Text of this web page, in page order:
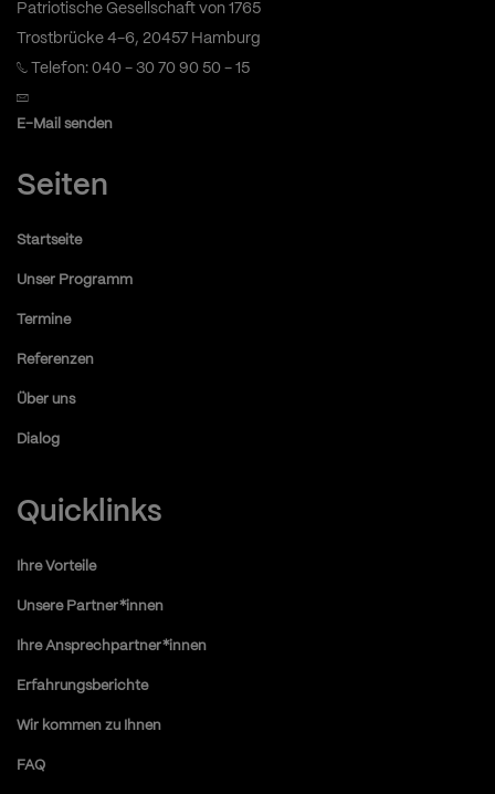
Patriotische Gesellschaft von 1765
Trostbrücke 4-6, 20457 Hamburg
Telefon: 040 - 30 70 90 50 - 15
E-Mail senden
Seiten
Startseite
Unser Programm
Termine
Referenzen
Über uns
Dialog
Quicklinks
Ihre Vorteile
Unsere Partner*innen
Ihre Ansprechpartner*innen
Erfahrungsberichte
Wir kommen zu Ihnen
FAQ